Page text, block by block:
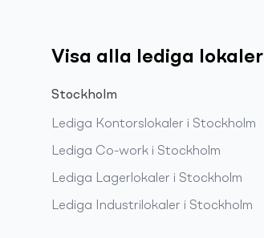
Visa alla lediga lokaler
Stockholm
Lediga Kontorslokaler i Stockholm
Lediga Co-work i Stockholm
Lediga Lagerlokaler i Stockholm
Lediga Industrilokaler i Stockholm